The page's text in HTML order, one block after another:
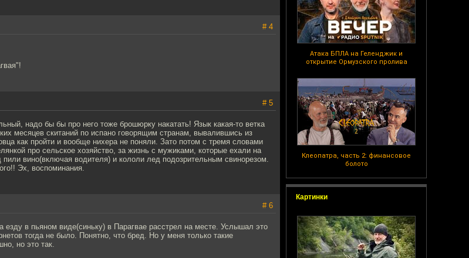
Атака БПЛА на Геленджик и
открытие Ормузского пролива
Клеопатра, часть 2: финансовое
болото
Картинки
# 4
# 5
надо бы бы про него тоже брошюрку накатать! Язык какая-то ветка
месяцев скитаний по испано говорящим странам, вывалившись из
как пройти и вообще нихера не поняли. Зато потом с тремя словами
про сельское хозяйство, за жизнь с мужиками, которые ехали на
вино(включая водителя) и кололи лед подозрительным свинорезом.
Эх, воспоминания.
# 6
езду в пьяном виде(синьку) в Парагвае расстрел на месте. Услышал это
тогда не было. Понятно, что бред. Но у меня только такие
но это так.